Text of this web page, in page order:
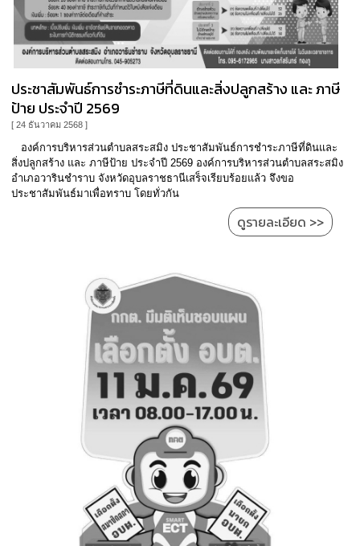
การ
จัดการ
ความ
รู้
ข้อมูล
การ
ติดต่อ
ประชาสัมพันธ์การชำระภาษีที่ดินและสิ่งปลูกสร้าง และ ภาษี
ป้าย ประจำปี 2569
[ 24 ธันวาคม 2568 ]
องค์การบริหารส่วนตำบลสระสมิง ประชาสัมพันธ์การชำระภาษีที่ดินและ
สิ่งปลูกสร้าง และ ภาษีป้าย ประจำปี 2569 องค์การบริหารส่วนตำบลสระสมิง
อำเภอวารินชำราบ จังหวัดอุบลราชธานีเสร็จเรียบร้อยแล้ว จึงขอ
ประชาสัมพันธ์มาเพื่อทราบ โดยทั่วกัน
ดูรายละเอียด >>